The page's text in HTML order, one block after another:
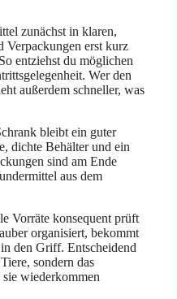
zunächst in klaren,
Verpackungen erst kurz
entziehst du möglichen
Wer den
außerdem schneller, was
bleibt ein guter
dichte Behälter und ein
sind am Ende
aus dem
Vorräte konsequent prüft
organisiert, bekommt
den Griff. Entscheidend
sondern das
wiederkommen